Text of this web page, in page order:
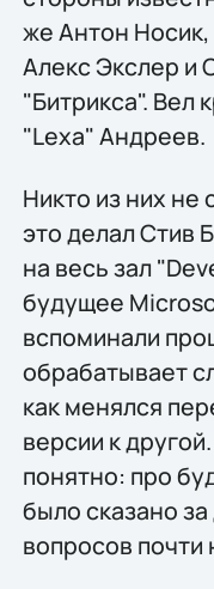
же Антон
Алекс Экслер и
"Битрикса". Вел
"Lexa" Андреев.
Никто из них не
это делал Стив
на весь зал
будущее
вспоминали
обрабатывает
как менялся
версии к
понятно: про
было сказано
вопросов почти